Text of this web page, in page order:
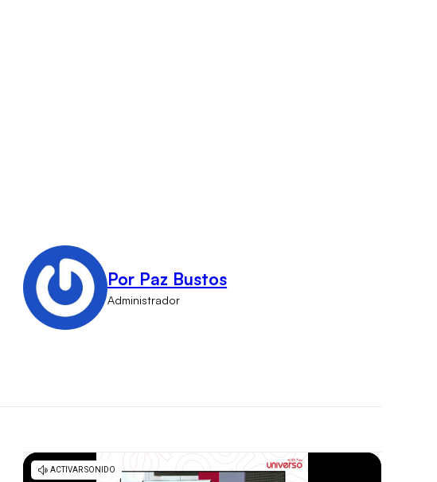
Por Paz Bustos
Administrador